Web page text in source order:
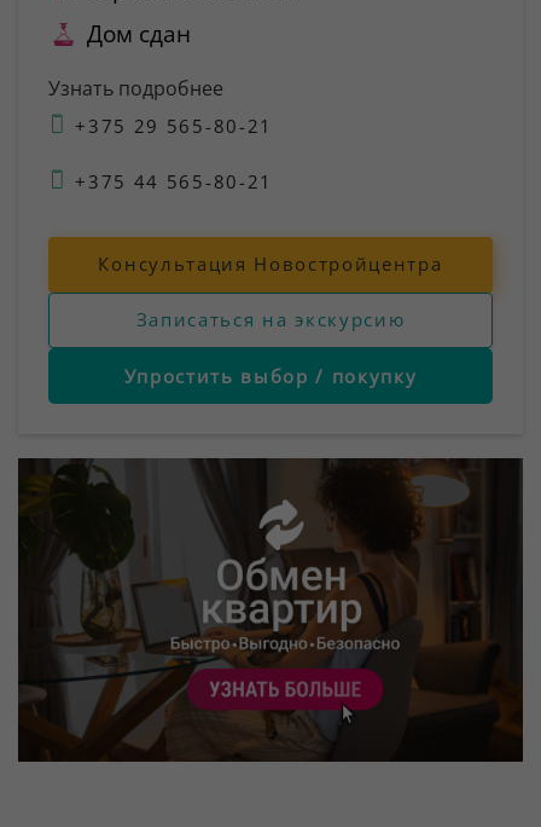
Дом сдан
Узнать подробнее
+375 29 565-80-21
+375 44 565-80-21
Консультация Новостройцентра
Записаться на экскурсию
Упростить выбор / покупку